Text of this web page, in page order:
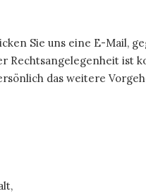
Sie uns eine E-Mail,
Rechtsangelegenheit ist
das weitere